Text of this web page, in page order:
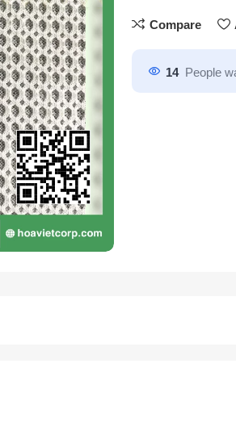
Compare
14 People